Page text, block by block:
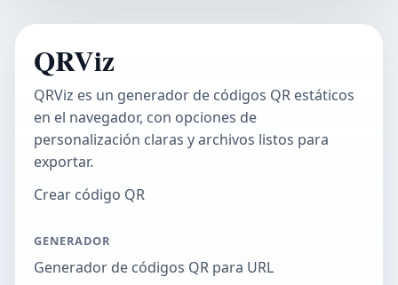
QRViz
QRViz es un generador de códigos QR estáticos
en el navegador, con opciones de
personalización claras y archivos listos para
exportar.
Crear código QR
GENERADOR
Generador de códigos QR para URL